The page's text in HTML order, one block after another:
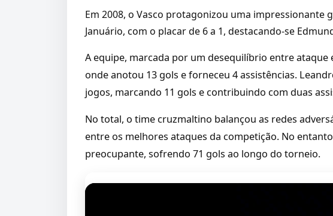
Em 2008, o Vasco protagonizou uma impressionante
Januário, com o placar de 6 a 1, destacando-se
A equipe, marcada por um desequilíbrio entre ataque
onde anotou 13 gols e forneceu 4 assistências.
jogos, marcando 11 gols e contribuindo com duas
No total, o time cruzmaltino balançou as redes
entre os melhores ataques da competição. No
preocupante, sofrendo 71 gols ao longo do torneio.